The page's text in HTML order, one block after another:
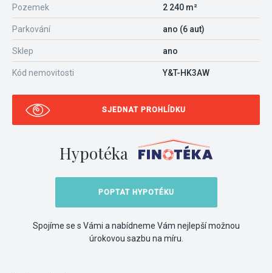
Pozemek 2 240 m²
Parkování ano (6 aut)
Sklep ano
Kód nemovitosti Y&T-HK3AW
SJEDNAT PROHLÍDKU
Hypotéka
POPTAT HYPOTÉKU
Spojíme se s Vámi a nabídneme Vám nejlepší možnou
úrokovou sazbu na míru.